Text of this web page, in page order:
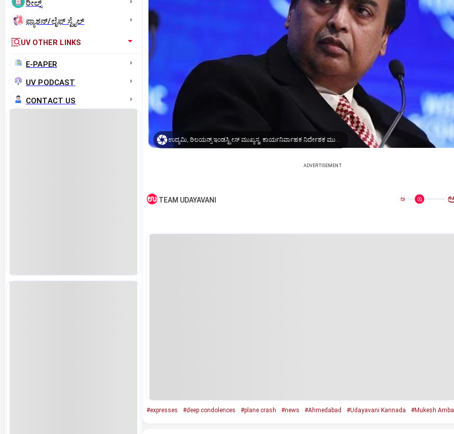
ರೀಲ್ಸ್
ಫ್ಯಾಶನ್/ಲೈಫ್‌ ಸ್ಟೈಲ್
UV OTHER LINKS
E-PAPER
UV PODCAST
CONTACT US
ಉದ್ಯಮಿ, ರಿಲಯನ್ಸ್ ಇಂಡಸ್ಟ್ರೀಸ್ ಮುಖ್ಯಸ್ಥ, ಕಾರ್ಯನಿರ್ವಾಹಕ ನಿರ್ದೇಶಕ ಮುಕೇಶ್ ಅಂಬಾನಿ
ADVERTISEMENT
TEAM UDAYAVANI ಅ
#expresses #deep condolences #plane crash #news #Ahmedabad #Udayavani Kannada #Mukesh